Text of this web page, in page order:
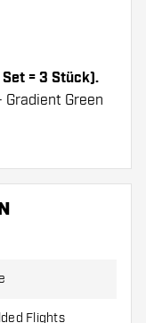
= 3 Stück).
Green
nur mit
Flights